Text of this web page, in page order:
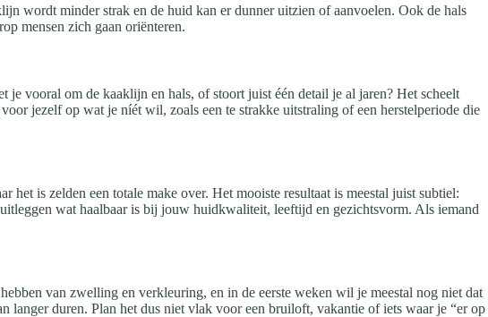
wordt minder strak en de huid kan er dunner uitzien of aanvoelen. Ook de hals
mensen zich gaan oriënteren.
vooral om de kaaklijn en hals, of stoort juist één detail je al jaren? Het scheelt
jezelf op wat je níét wil, zoals een te strakke uitstraling of een herstelperiode die
is zelden een totale make over. Het mooiste resultaat is meestal juist subtiel:
wat haalbaar is bij jouw huidkwaliteit, leeftijd en gezichtsvorm. Als iemand
van zwelling en verkleuring, en in de eerste weken wil je meestal nog niet dat
langer duren. Plan het dus niet vlak voor een bruiloft, vakantie of iets waar je “er op